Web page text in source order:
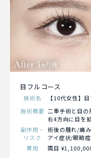
目フルコース
施術名
【10代女性】
施術概要 二重手術と目
右4方向に目を
副作用・
リスク
術後の腫れ/痛
アイ症状/眼瞼
費用
両目